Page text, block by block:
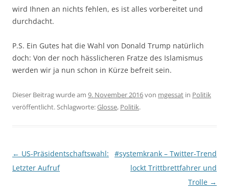
wird Ihnen an nichts fehlen, es ist alles vorbereitet und
durchdacht.
P.S. Ein Gutes hat die Wahl von Donald Trump natürlich
doch: Von der noch hässlicheren Fratze des Islamismus
werden wir ja nun schon in Kürze befreit sein.
Dieser Beitrag wurde am 9. November 2016von mgessat in Politik
veröffentlicht. Schlagworte:Glosse, Politik.
Beitragsnavigation
← US-Präsidentschaftswahl:
Letzter Aufruf
#systemkrank – Twitter-Trend
lockt Trittbrettfahrer und
Trolle →